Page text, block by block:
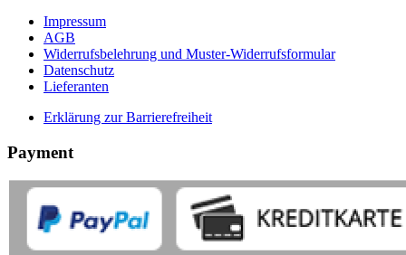
Impressum
AGB
Widerrufsbelehrung und Muster-Widerrufsformular
Datenschutz
Lieferanten
Erklärung zur Barrierefreiheit
Payment